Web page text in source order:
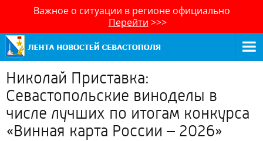
Важное о ситуации в регионе официально
Перейти >>>
Николай Приставка:
Севастопольские виноделы в
числе лучших по итогам конкурса
«Винная карта России – 2026»